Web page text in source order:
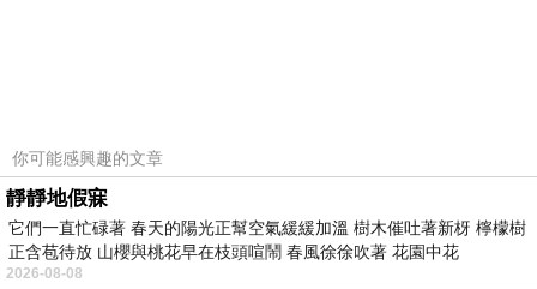
你可能感興趣的文章
靜靜地假寐
它們一直忙碌著 春天的陽光正幫空氣緩緩加溫 樹木催吐著新枒 檸檬樹
正含苞待放 山櫻與桃花早在枝頭喧鬧 春風徐徐吹著 花園中花
2026-08-08